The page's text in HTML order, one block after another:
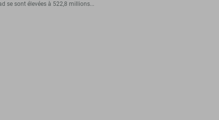
se sont élevées à 522,8 millions...